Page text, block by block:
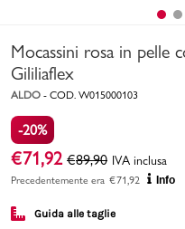
Marchi
Mocassini rosa in pelle
Gililiaflex
ALDO - COD. W015000103
-20%
€71,92 €89,90 IVA inclusa
Precedentemente era €71,92 Info
Guida alle taglie